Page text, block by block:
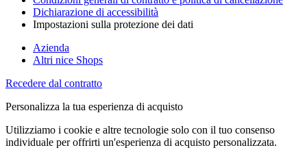
Dichiarazione di accessibilità
Impostazioni sulla protezione dei dati
Azienda
Altri nice Shops
Recedere dal contratto
Personalizza la tua esperienza di acquisto
Utilizziamo i cookie e altre tecnologie solo con il tuo consenso
individuale per offrirti un'esperienza di acquisto personalizzata.